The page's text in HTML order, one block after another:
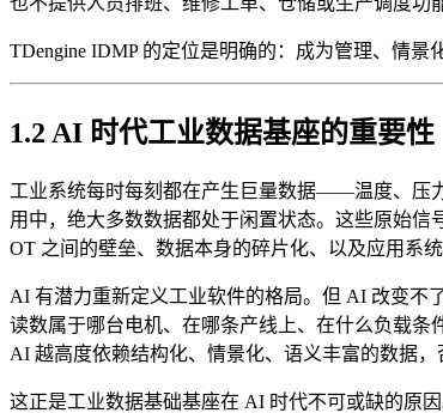
TDengine IDMP 的定位是明确的：成为管理、情
1.2 AI 时代工业数据基座的重要性
工业系统每时每刻都在产生巨量数据——温度、压
用中，绝大多数数据都处于闲置状态。这些原始
OT 之间的壁垒、数据本身的碎片化、以及应用系
AI 有潜力重新定义工业软件的格局。但 AI 改变不
读数属于哪台电机、在哪条产线上、在什么负载
AI 越高度依赖结构化、情景化、语义丰富的数据，
这正是工业数据基础基座在 AI 时代不可或缺的原